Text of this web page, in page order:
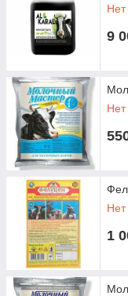
Нет
9
Нет
Нет
1